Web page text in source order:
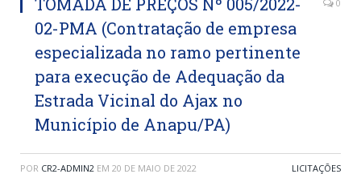
TOMADA DE PREÇOS Nº 005/2022-
02-PMA (Contratação de empresa
especializada no ramo pertinente
para execução de Adequação da
Estrada Vicinal do Ajax no
Município de Anapu/PA)
0
POR CR2-ADMIN2 EM 20 DE MAIO DE 2022 LICITAÇÕES